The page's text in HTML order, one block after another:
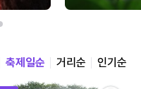
축제일순 거리순 인기순